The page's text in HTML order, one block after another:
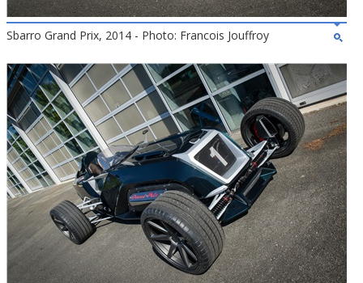
Sbarro Grand Prix, 2014 - Photo: Francois Jouffroy